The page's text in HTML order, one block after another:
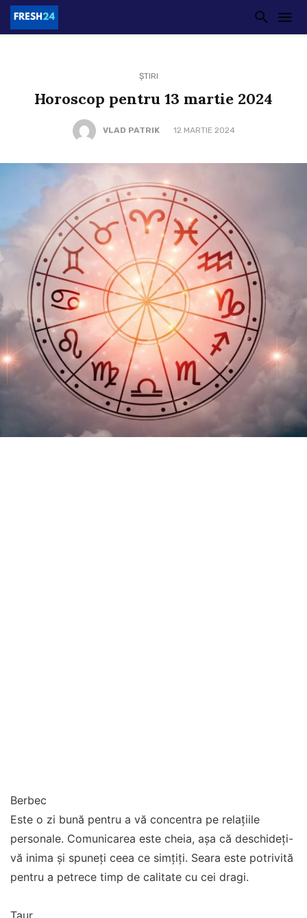
ȘTIRI
Horoscop pentru 13 martie 2024
VLAD PATRIK 12 MARTIE 2024
Berbec
Este o zi bună pentru a vă concentra pe relațiile
personale. Comunicarea este cheia, așa că deschideți-
vă inima și spuneți ceea ce simțiți. Seara este potrivită
pentru a petrece timp de calitate cu cei dragi.
Taur